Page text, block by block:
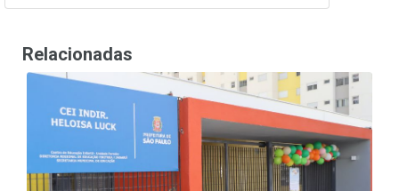
Relacionadas